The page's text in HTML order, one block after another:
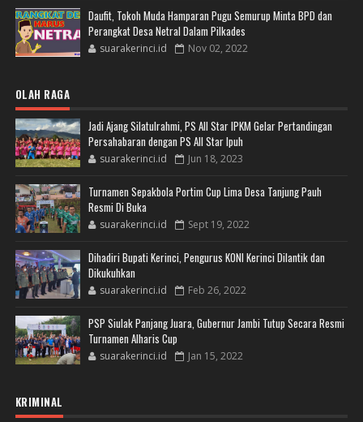
Daufit, Tokoh Muda Hamparan Pugu Semurup Minta BPD dan
Perangkat Desa Netral Dalam Pilkades
suarakerinci.id Nov 02, 2022
OLAH RAGA
Jadi Ajang Silatulrahmi, PS All Star IPKM Gelar Pertandingan
Persahabaran dengan PS All Star Ipuh
suarakerinci.id Jun 18, 2023
Turnamen Sepakbola Portim Cup Lima Desa Tanjung Pauh
Resmi Di Buka
suarakerinci.id Sept 19, 2022
Dihadiri Bupati Kerinci, Pengurus KONI Kerinci Dilantik dan
Dikukuhkan
suarakerinci.id Feb 26, 2022
PSP Siulak Panjang Juara, Gubernur Jambi Tutup Secara Resmi
Turnamen Alharis Cup
suarakerinci.id Jan 15, 2022
KRIMINAL